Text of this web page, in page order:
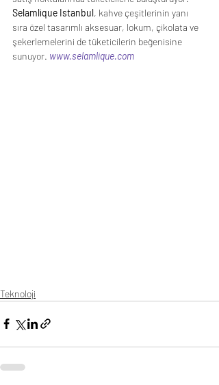
Selamlique Istanbul, kahve çeşitlerinin yanı
sıra özel tasarımlı aksesuar, lokum, çikolata ve
şekerlemelerini de tüketicilerin beğenisine
sunuyor. www.selamlique.com
Teknoloji